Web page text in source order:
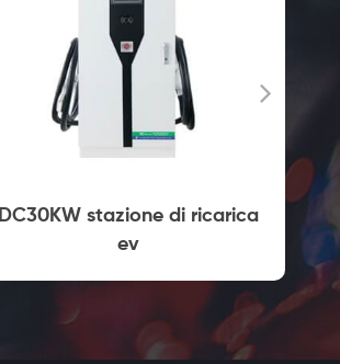
DC30KW stazione di ricarica
ev